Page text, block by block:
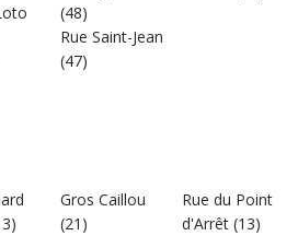
(48)
Rue Saint-Jean
(47)
Gros Caillou
(21)
Rue du Point
d'Arrêt (13)